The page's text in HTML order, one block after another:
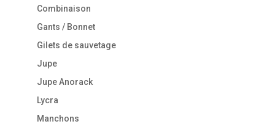
Combinaison
Gants / Bonnet
Gilets de sauvetage
Jupe
Jupe Anorack
Lycra
Manchons